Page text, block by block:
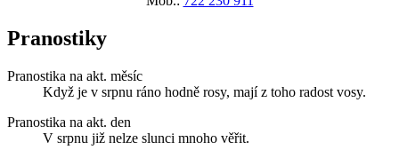
Pranostiky
Pranostika na akt. měsíc
Když je v srpnu ráno hodně rosy, mají z toho radost vosy.
Pranostika na akt. den
V srpnu již nelze slunci mnoho věřit.